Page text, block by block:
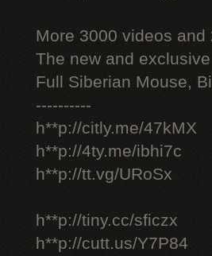
More 3000 videos
The new and
Full Siberian Mouse,
----------
h**p://citly.me/47kMX
h**p://4ty.me/ibhi7c
h**p://tt.vg/URoSx
h**p://tiny.cc/sficzx
h**p://cutt.us/Y7P84